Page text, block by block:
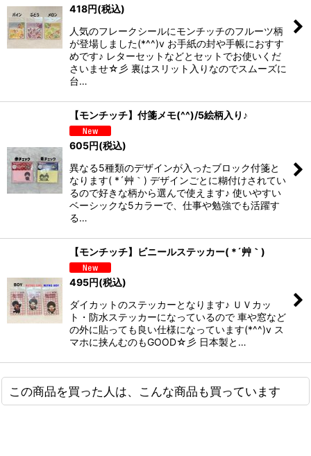
418円(税込)
人気のフレークシールにモンチッチのフルーツ柄
が登場しました(*^^)v お手紙の封や手帳におすす
めです♪ レターセットなどとセットでお使いくだ
さいませ☆彡 裏はスリット入りなのでスムーズに
台…
【モンチッチ】付箋メモ(^^)/5絵柄入り♪
605円(税込)
異なる5種類のデザインが入ったブロック付箋と
なります( *´艸｀) デザインごとに糊付けされてい
るので好きな柄から選んで使えます♪ 使いやすい
ベーシックな5カラーで、仕事や勉強でも活躍す
る…
【モンチッチ】ビニールステッカー( *´艸｀)
495円(税込)
ダイカットのステッカーとなります♪ ＵＶカッ
ト・防水ステッカーになっているので 車や窓など
の外に貼っても良い仕様になっています(*^^)v ス
マホに挟んむのもGOOD☆彡 日本製と…
この商品を買った人は、こんな商品も買っています